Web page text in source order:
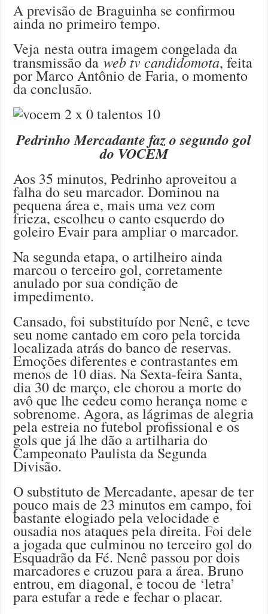
A previsão de Braguinha se confirmou
ainda no primeiro tempo.
Veja nesta outra imagem congelada da
transmissão daweb tv candidomota, feita
por Marco Antônio de Faria, o momento
da conclusão.
Pedrinho Mercadante faz o segundo gol
do VOCEM
Aos 35 minutos, Pedrinho aproveitou a
falha do seu marcador. Dominou na
pequena área e, mais uma vez com
frieza, escolheu o canto esquerdo do
goleiro Evair para ampliar o marcador.
Na segunda etapa, o artilheiro ainda
marcou o terceiro gol, corretamente
anulado por sua condição de
impedimento.
Cansado, foi substituído por Nenê, e teve
seu nome cantado em coro pela torcida
localizada atrás do banco de reservas.
Emoções diferentes e contrastantes em
menos de 10 dias. Na Sexta-feira Santa,
dia 30 de março, ele chorou a morte do
avô que lhe cedeu como herança nome e
sobrenome. Agora, as lágrimas de alegria
pela estreia no futebol profissional e os
gols que já lhe dão a artilharia do
Campeonato Paulista da Segunda
Divisão.
O substituto de Mercadante, apesar de ter
pouco mais de 23 minutos em campo, foi
bastante elogiado pela velocidade e
ousadia nos ataques pela direita. Foi dele
a jogada que culminou no terceiro gol do
Esquadrão da Fé. Nenê passou por dois
marcadores e cruzou para a área. Bruno
entrou, em diagonal, e tocou de ‘letra’
para estufar a rede e fechar o placar.